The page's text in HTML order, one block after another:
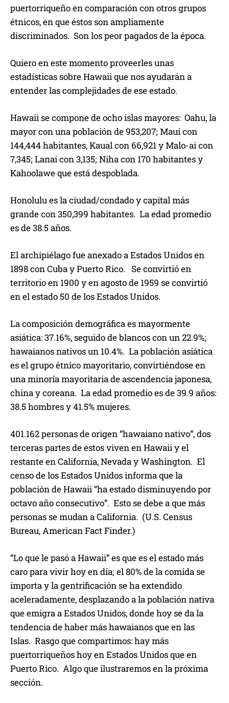
puertorriqueño en comparación con otros grupos
étnicos, en que éstos son ampliamente
discriminados. Son los peor pagados de la época.
Quiero en este momento proveerles unas
estadísticas sobre Hawaii que nos ayudarán a
entender las complejidades de ese estado.
Hawaii se compone de ocho islas mayores: Oahu, la
mayor con una población de 953,207; Maui con
144,444 habitantes, Kaual con 66,921 y Malo-ai con
7,345; Lanai con 3,135; Niha con 170 habitantes y
Kahoolawe que está despoblada.
Honolulu es la ciudad/condado y capital más
grande con 350,399 habitantes. La edad promedio
es de 38.5 años.
El archipiélago fue anexado a Estados Unidos en
1898 con Cuba y Puerto Rico. Se convirtió en
territorio en 1900 y en agosto de 1959 se convirtió
en el estado 50 de los Estados Unidos.
La composición demográfica es mayormente
asiática: 37.16%, seguido de blancos con un 22.9%;
hawaianos nativos un 10.4%. La población asiática
es el grupo étnico mayoritario, convirtiéndose en
una minoría mayoritaria de ascendencia japonesa,
china y coreana. La edad promedio es de 39.9 años:
38.5 hombres y 41.5% mujeres.
401.162 personas de origen “hawaiano nativo”, dos
terceras partes de estos viven en Hawaii y el
restante en California, Nevada y Washington. El
censo de los Estados Unidos informa que la
población de Hawaii “ha estado disminuyendo por
octavo año consecutivo”. Esto se debe a que más
personas se mudan a California. (U.S. Census
Bureau, American Fact Finder.)
“Lo que le pasó a Hawaii” es que es el estado más
caro para vivir hoy en día; el 80% de la comida se
importa y la gentrificación se ha extendido
aceleradamente, desplazando a la población nativa
que emigra a Estados Unidos, donde hoy se da la
tendencia de haber más hawaianos que en las
Islas. Rasgo que compartimos: hay más
puertorriqueños hoy en Estados Unidos que en
Puerto Rico. Algo que ilustraremos en la próxima
sección.